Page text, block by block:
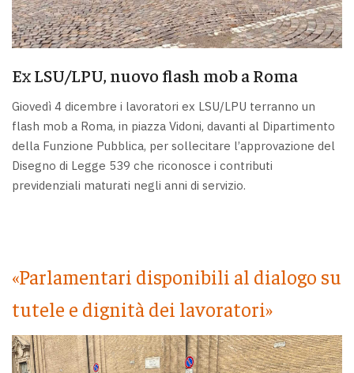
Ex LSU/LPU, nuovo flash mob a Roma
Giovedì 4 dicembre i lavoratori ex LSU/LPU terranno un
flash mob a Roma, in piazza Vidoni, davanti al Dipartimento
della Funzione Pubblica, per sollecitare l’approvazione del
Disegno di Legge 539 che riconosce i contributi
previdenziali maturati negli anni di servizio.
«Parlamentari disponibili al dialogo su
tutele e dignità dei lavoratori»